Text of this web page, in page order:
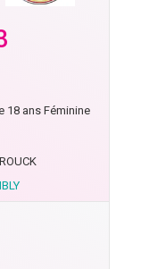
18 ans Féminine